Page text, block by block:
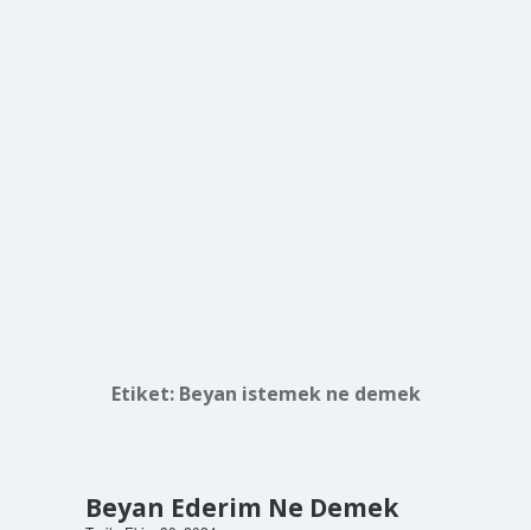
Etiket: Beyan istemek ne demek
Beyan Ederim Ne Demek